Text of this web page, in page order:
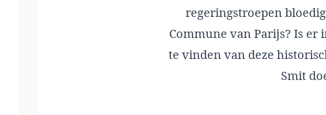
regeringstroepen
Commune van Parijs? Is er
te vinden van deze
Smit